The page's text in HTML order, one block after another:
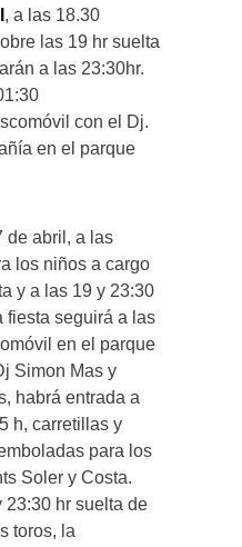
, a las 18.30
las 19 hr suelta
a las 23:30hr.
con el Dj.
en el parque
de abril, a las
los niños a cargo
y a las 19 y 23:30
fiesta seguirá a las
en el parque
Simon Mas y
habrá entrada a
h, carretillas y
para los
Soler y Costa.
23:30 hr suelta de
toros, la